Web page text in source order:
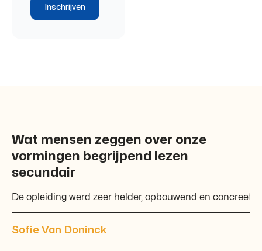
Inschrijven
Wat mensen zeggen over onze
vormingen begrijpend lezen
secundair
De opleiding werd zeer helder, opbouwend en
Sofie Van Doninck